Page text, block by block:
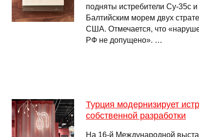
подняты истребители Су-35с
Балтийским морем двух
США. Отмечается, что
РФ не допущено». …
Турция модернизирует
собственной разработки
На 16-й Международной